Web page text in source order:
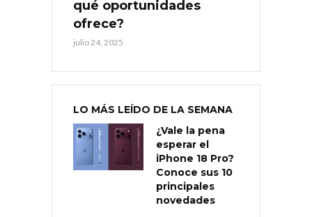
qué oportunidades
ofrece?
julio 24, 2025
LO MÁS LEÍDO DE LA SEMANA
¿Vale la pena
esperar el
iPhone 18 Pro?
Conoce sus 10
principales
novedades